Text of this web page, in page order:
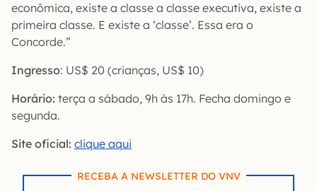
econômica, existe a classe a classe executiva, existe a
primeira classe. E existe a ‘classe’. Essa era o
Concorde.”
Ingresso: US$ 20 (crianças, US$ 10)
Horário: terça a sábado, 9h às 17h. Fecha domingo e
segunda.
Site oficial: clique aqui
RECEBA A NEWSLETTER DO VNV